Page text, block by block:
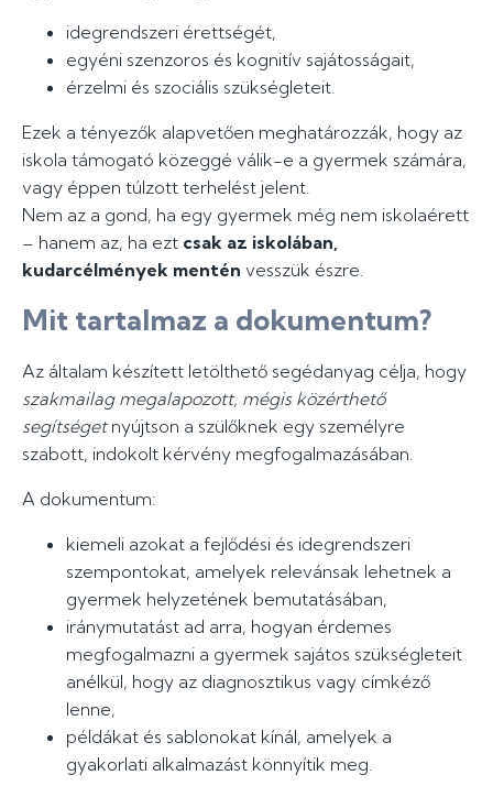
idegrendszeri érettségét,
egyéni szenzoros és kognitív sajátosságait,
érzelmi és szociális szükségleteit.
Ezek a tényezők alapvetően meghatározzák, hogy az
iskola támogató közeggé válik-e a gyermek számára,
vagy éppen túlzott terhelést jelent.
Nem az a gond, ha egy gyermek még nem iskolaérett
– hanem az, ha ezt csak az iskolában,
kudarcélmények mentén vesszük észre.
Mit tartalmaz a dokumentum?
Az általam készített letölthető segédanyag célja, hogy
szakmailag megalapozott, mégis közérthető
segítségetnyújtson a szülőknek egy személyre
szabott, indokolt kérvény megfogalmazásában.
A dokumentum:
kiemeli azokat a fejlődési és idegrendszeri
szempontokat, amelyek relevánsak lehetnek a
gyermek helyzetének bemutatásában,
iránymutatást ad arra, hogyan érdemes
megfogalmazni a gyermek sajátos szükségleteit
anélkül, hogy az diagnosztikus vagy címkéző
lenne,
példákat és sablonokat kínál, amelyek a
gyakorlati alkalmazást könnyítik meg.